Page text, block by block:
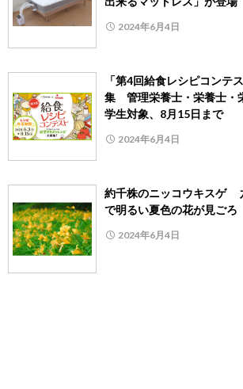
2024年6月4日
「第4回給食レシピコンテ
集 管理栄養士・栄養士・
学生対象、8月15日まで
2024年6月4日
約千株のニッコウキスゲ
で明るい夏色の花が見ごろ
2024年6月4日